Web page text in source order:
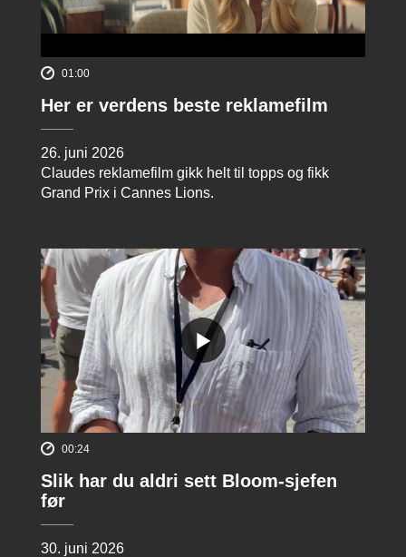
01:00
Her er verdens beste reklamefilm
26. juni 2026
Claudes reklamefilm gikk helt til topps og fikk
Grand Prix i Cannes Lions.
00:24
Slik har du aldri sett Bloom-sjefen
før
30. juni 2026